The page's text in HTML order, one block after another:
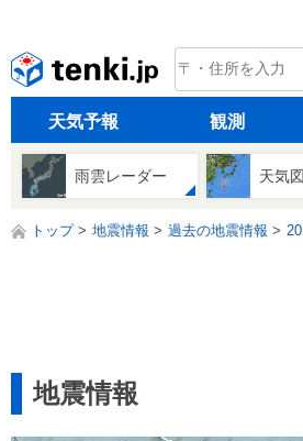
tenki.jp
天気予報 観測
雨雲レーダー 天気図
トップ 地震情報 過去の地震情報
地震情報